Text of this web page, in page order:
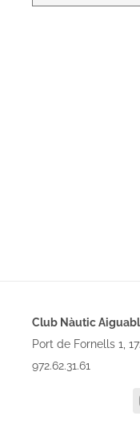
Club Nàutic
Port de Fornells 1,
972.62.31.61